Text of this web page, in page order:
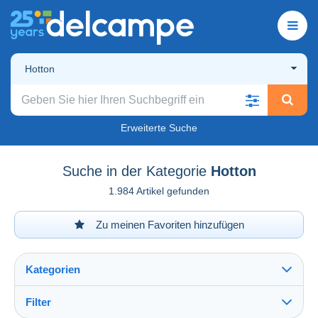
Hotton
Erweiterte Suche
Suche in der Kategorie Hotton
1.984 Artikel gefunden
Zu meinen Favoriten hinzufügen
Kategorien
Filter